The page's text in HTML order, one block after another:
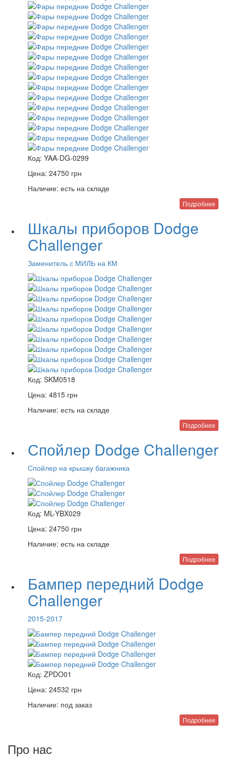
Код: YAA-DG-0299
Цена: 24750 грн
Наличие: есть на складе
Подробнее
Шкалы приборов Dodge
Challenger
Заменитель с МИЛЬ на КМ
Код: SKM0518
Цена: 4815 грн
Наличие: есть на складе
Подробнее
Спойлер Dodge Challenger
Спойлер на крышку багажника
Код: ML-YBX029
Цена: 24750 грн
Наличие: есть на складе
Подробнее
Бампер передний Dodge
Challenger
2015-2017
Код: ZPDO01
Цена: 24532 грн
Наличие: под заказ
Подробнее
Про нас